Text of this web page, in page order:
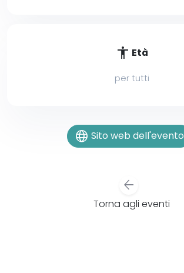
accessibility Età
per tutti
language Sito web dell'evento
arrow_back
Torna agli eventi